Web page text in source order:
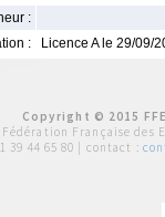
:
:
Licence A le 29/09/
Copyright © 2015
Fédération Française des
39 44 65 80 | contact :